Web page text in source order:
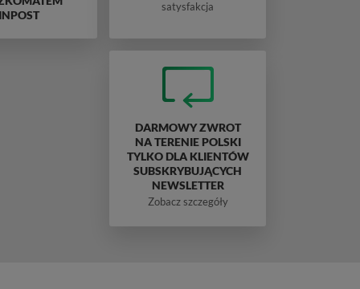
INPOST
satysfakcja
DARMOWY ZWROT
NA TERENIE POLSKI
TYLKO DLA KLIENTÓW
SUBSKRYBUJĄCYCH
NEWSLETTER
Zobacz szczegóły